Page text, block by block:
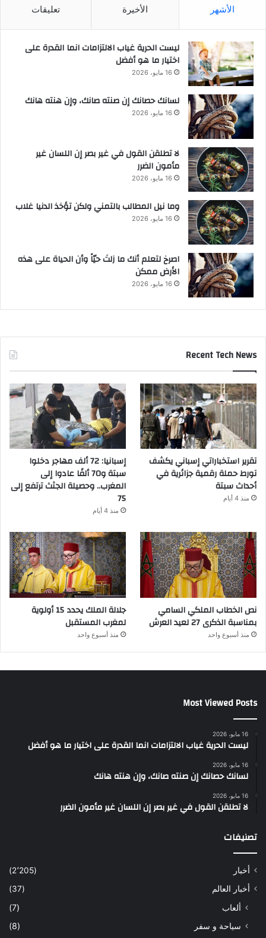
الأشهر الأخيرة تعليقات
ليست الحرية غياب الالتزامات انما القدرة على
اختيار ما هو أفضل
16 مايو، 2026
لسانك حصانك إن صنته صانك، وإن هنته هانك
16 مايو، 2026
لا تطلقن القول في غير بصر إن اللسان غير
مأمون الضرر
16 مايو، 2026
وما نيل المطالب بالتمني ولكن تؤخذ الدنيا غلاب
16 مايو، 2026
‫اصرخ لتعلم أنك ما زلتَ حيّاً وأن الحياة على هذه
الأرض ممكن
16 مايو، 2026
Recent Tech News
تقرير استخباراتي إسباني يكشف
تورط حملة رقمية جزائرية في
أحداث سبتة
منذ 4 أيام
إسبانيا: 72 ألف مهاجر دخلوا
سبتة و70 ألفًا عادوا إلى
المغرب.. وحصيلة الجثث ترتفع إلى
75
منذ 4 أيام
نص الخطاب الملكي السامي
بمناسبة الذكرى 27 لعيد العرش
منذ أسبوع واحد
جلالة الملك يحدد 15 أولوية
لمغرب المستقبل
منذ أسبوع واحد
Most Viewed Posts
16 مايو، 2026
ليست الحرية غياب الالتزامات انما القدرة على اختيار ما هو أفضل
16 مايو، 2026
لسانك حصانك إن صنته صانك، وإن هنته هانك
16 مايو، 2026
لا تطلقن القول في غير بصر إن اللسان غير مأمون الضرر
تصنيفات
أخبار
(2٬205)
أخبار العالم
(37)
ألعاب
(7)
سياحة و سفر
(8)